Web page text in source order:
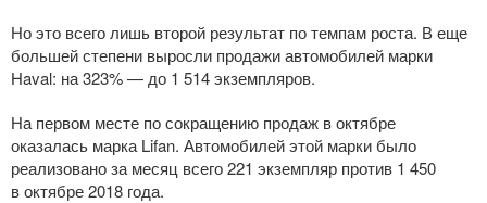
Но это всего лишь второй результат по темпам роста. В еще
большей степени выросли продажи автомобилей марки
Haval: на 323% — до 1 514 экземпляров.
На первом месте по сокращению продаж в октябре
оказалась марка Lifan. Автомобилей этой марки было
реализовано за месяц всего 221 экземпляр против 1 450
в октябре 2018 года.